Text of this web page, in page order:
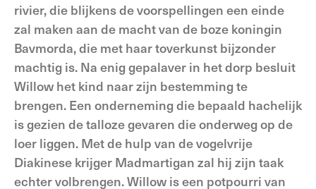
rivier, die blijkens de voorspellingen een einde
zal maken aan de macht van de boze koningin
Bavmorda, die met haar toverkunst bijzonder
machtig is. Na enig gepalaver in het dorp besluit
Willow het kind naar zijn bestemming te
brengen. Een onderneming die bepaald hachelijk
is gezien de talloze gevaren die onderweg op de
loer liggen. Met de hulp van de vogelvrije
Diakinese krijger Madmartigan zal hij zijn taak
echter volbrengen. Willow is een potpourri van